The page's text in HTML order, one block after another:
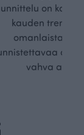
on
kauden
omanlaista,
vahva